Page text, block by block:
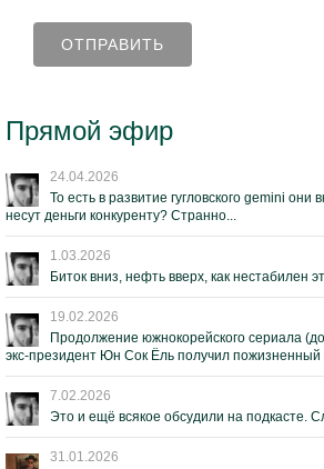
Прямой эфир
24.04.2026
То есть в развитие гугловского gemini они
несут деньги конкуренту? Странно...
1.03.2026
Биток вниз, нефть вверх, как нестабилен
19.02.2026
Продолжение южнокорейского сериала
экс-президент Юн Сок Ёль получил
7.02.2026
Это и ещё всякое обсудили на подкасте.
31.01.2026